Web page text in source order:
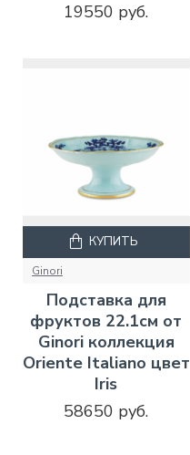
19550 руб.
Ginori
Подставка для
фруктов 22.1см от
Ginori коллекция
Oriente Italiano цвет
Iris
58650 руб.
КУПИТЬ